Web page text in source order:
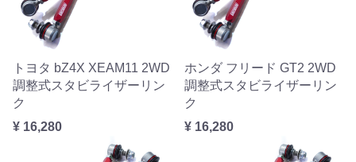
トヨタ bZ4X XEAM11 2WD
調整式スタビライザーリン
ク
¥ 16,280
ホンダ フリード GT2 2WD
調整式スタビライザーリン
ク
¥ 16,280